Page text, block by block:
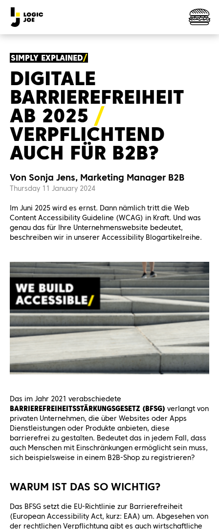
SIMPLY EXPLAINED
DIGITALE
BARRIEREFREIHEIT
AB 2025
VERPFLICHTEND
AUCH FÜR B2B?
Von Sonja Jens, Marketing Manager B2B
Thursday 11 January 2024
Im Juni 2025 wird es ernst. Dann nämlich tritt die Web
Content Accessibility Guideline (WCAG) in Kraft. Und was
genau das für Ihre Unternehmenswebsite bedeutet,
beschreiben wir in unserer Accessibility Blogartikelreihe.
Das im Jahr 2021 verabschiedete
BARRIEREFREIHEITSSTÄRKUNGSGESETZ (BFSG) verlangt von
privaten Unternehmen, die über Websites oder Apps
Dienstleistungen oder Produkte anbieten, diese
barrierefrei zu gestalten. Bedeutet das in jedem Fall, dass
auch Menschen mit Einschränkungen ermöglicht sein muss,
sich beispielsweise in einem B2B-Shop zu registrieren?
WARUM IST DAS SO WICHTIG?
Das BFSG setzt die EU-Richtlinie zur Barrierefreiheit
(European Accessibility Act, kurz: EAA) um. Abgesehen von
der rechtlichen Verpflichtung gibt es auch wirtschaftliche